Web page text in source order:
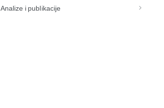
Analize i publikacije